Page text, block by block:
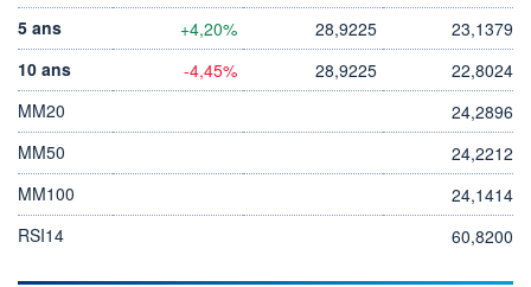
5 ans
+4,20% 28,9225
23,1379
10 ans
-4,45% 28,9225
22,8024
MM20
24,2896
MM50
24,2212
MM100
24,1414
RSI14
60,8200